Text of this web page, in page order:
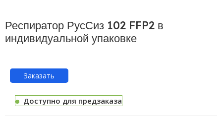
Респиратор РусСиз 102 FFP2 в
индивидуальной упаковке
Заказать
Доступно для предзаказа